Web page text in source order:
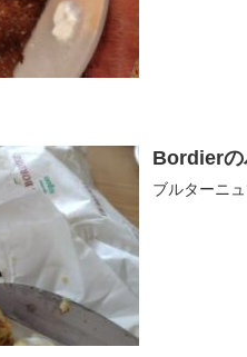
Bordierの
ブルターニ